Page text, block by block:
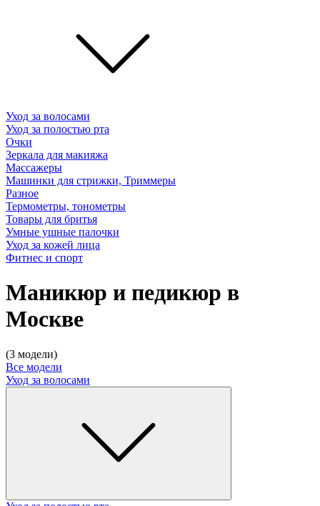
Уход за волосами
Уход за полостью рта
Очки
Зеркала для макияжа
Массажеры
Машинки для стрижки, Триммеры
Разное
Термометры, тонометры
Товары для бритья
Умные ушные палочки
Уход за кожей лица
Фитнес и спорт
Маникюр и педикюр в
Москве
(3 модели)
Все модели
Уход за волосами